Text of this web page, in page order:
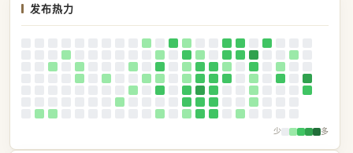
发布热力
少 多